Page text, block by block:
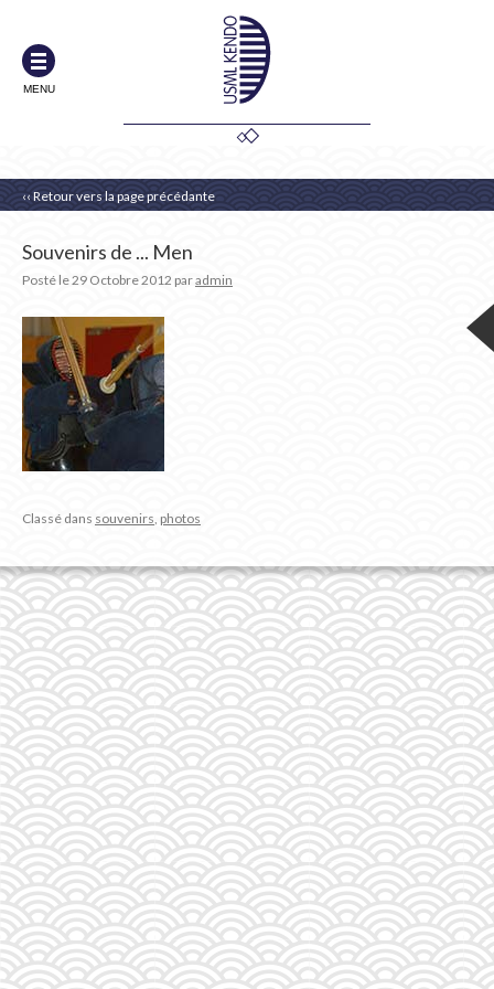
MENU
‹‹ Retour vers la page précédante
Souvenirs de ... Men
Posté le29 Octobre 2012 paradmin
Classé dans souvenirs photos